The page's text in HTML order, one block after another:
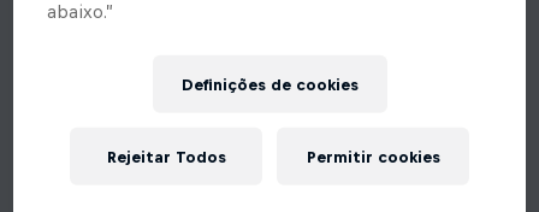
aqui
abaixo.”
Definições de cookies
Rejeitar Todos Permitir cookies